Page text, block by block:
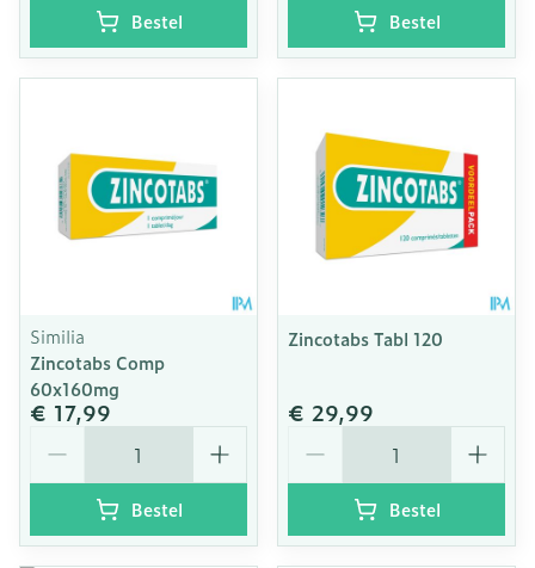
Bestel Bestel
Similia
Zincotabs Comp
60x160mg
€ 17,99
Bestel
Zincotabs Tabl 120
€ 29,99
Bestel